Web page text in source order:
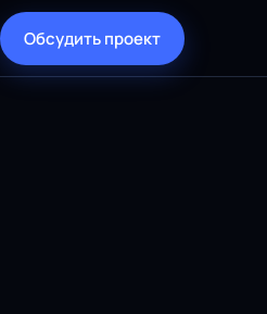
Обсудить проект